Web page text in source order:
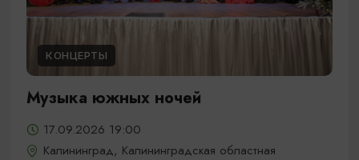
КОНЦЕРТЫ
Музыка южных ночей
17.09.2026 19:00
Калининград, Калининградская областная